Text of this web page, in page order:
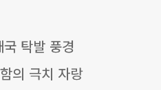
탁발 풍경
의 극치 자랑